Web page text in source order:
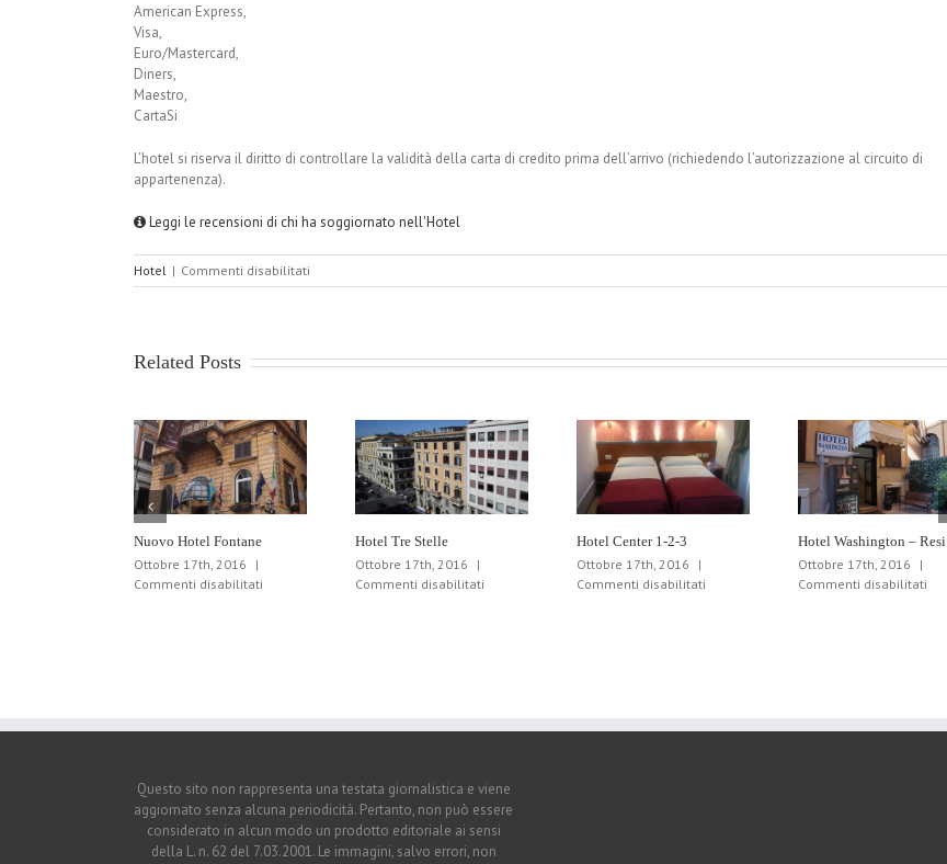
American Express,
Visa,
Euro/Mastercard,
Diners,
Maestro,
CartaSi
L’hotel si riserva il diritto di controllare la validità della carta di credito prima dell’arrivo (richiedendo l’autorizzazione al circuito di
appartenenza).
Leggi le recensioni di chi ha soggiornato nell'Hotel
Hotel | Commenti disabilitati
Quality
Noir
Related Posts
Nuovo Hotel Fontane
Ottobre 17th, 2016
|
Commenti disabilitati
Hotel Tre Stelle
Ottobre 17th, 2016
|
Commenti disabilitati
Hotel Center 1-2-3
Ottobre 17th, 2016
|
Commenti disabilitati
Hotel Washington – Resi
Ottobre 17th, 2016
|
Commenti disabilitati
Questo sito non rappresenta una testata giornalistica e viene
aggiornato senza alcuna periodicità. Pertanto, non può essere
considerato in alcun modo un prodotto editoriale ai sensi
della L. n. 62 del 7.03.2001. Le immagini, salvo errori, non